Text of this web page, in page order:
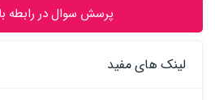
پرسش سوال در رابطه
لینک های مفید